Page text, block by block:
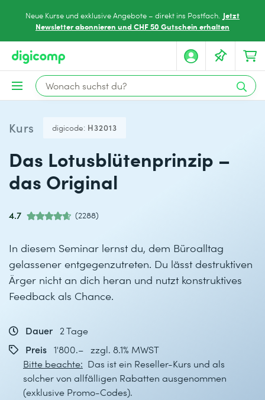
Neue Kurse und exklusive Angebote – direkt ins Postfach. Jetzt
Newsletter abonnieren und CHF 50 Gutschein erhalten
Kurs digicode: H32013
Das Lotusblütenprinzip –
das Original
4.7 (2288)
In diesem Seminar lernst du, dem Büroalltag
gelassener entgegenzutreten. Du lässt destruktiven
Ärger nicht an dich heran und nutzt konstruktives
Feedback als Chance.
Dauer
2 Tage
Preis 1'800.– zzgl. 8.1% MWST
Bitte beachte: Das ist ein Reseller-Kurs und als
solcher von allfälligen Rabatten ausgenommen
(exklusive Promo-Codes).